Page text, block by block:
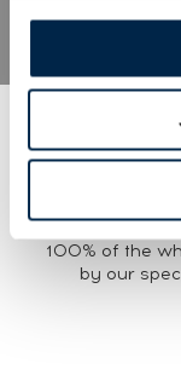
100% of the
by our